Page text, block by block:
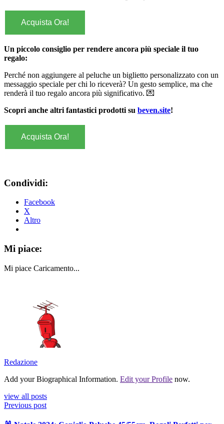
Acquista Ora!
Un piccolo consiglio per rendere ancora più speciale il tuo
regalo:
Perché non aggiungere al peluche un biglietto personalizzato con un
messaggio speciale per chi lo riceverà? Un gesto semplice, ma che
renderà il tuo regalo ancora più significativo. 💌
Scopri anche altri fantastici prodotti su beven.site!
Acquista Ora!
Condividi:
Facebook
X
Altro
Mi piace:
Mi piace Caricamento...
Redazione
Add your Biographical Information. Edit your Profile now.
view all posts
Previous post